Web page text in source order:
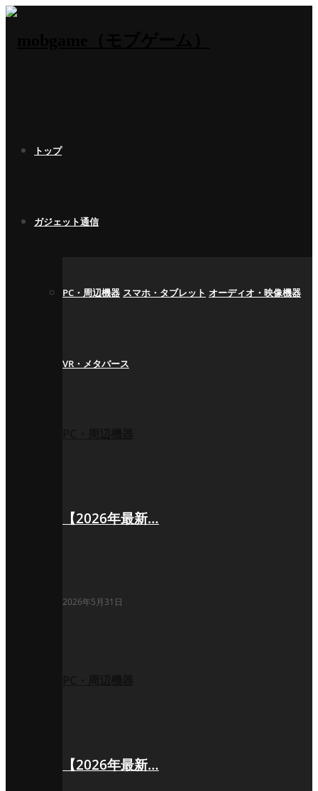
トップ
ガジェット通信
PC・周辺機器 スマホ・タブレット オーディオ・映像機器
VR・メタバース
【2026年最新…
2026年5月31日
【2026年最新…